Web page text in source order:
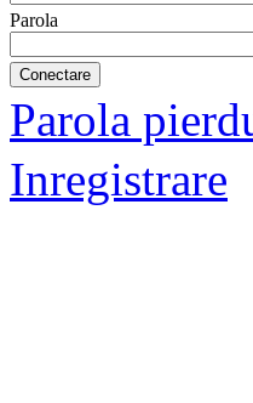
Parola
Parola
Inregistrare